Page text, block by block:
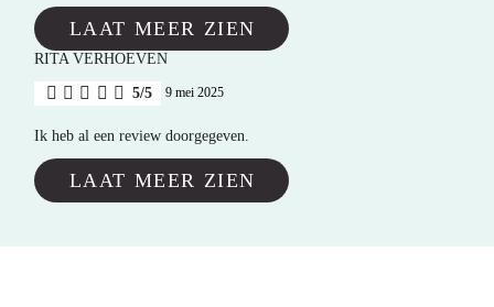
LAAT MEER ZIEN
RITA VERHOEVEN
5/5 9 mei 2025
Ik heb al een review doorgegeven.
LAAT MEER ZIEN